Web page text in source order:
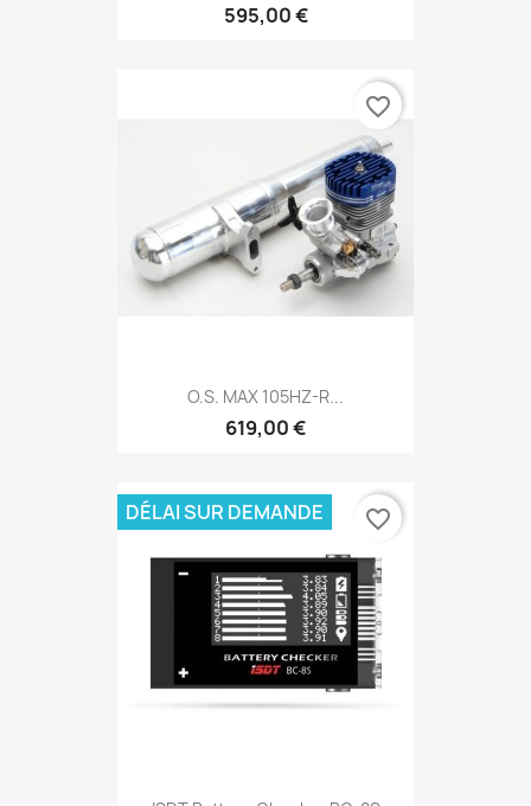
595,00 €
O.S. MAX 105HZ-R...
619,00 €
favorite_border
DÉLAI SUR DEMANDE favorite_border